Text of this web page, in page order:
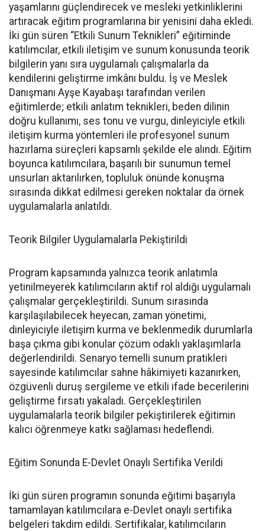
yaşamlarını güçlendirecek ve mesleki yetkinliklerini
artıracak eğitim programlarına bir yenisini daha ekledi.
İki gün süren “Etkili Sunum Teknikleri” eğitiminde
katılımcılar, etkili iletişim ve sunum konusunda teorik
bilgilerin yanı sıra uygulamalı çalışmalarla da
kendilerini geliştirme imkânı buldu. İş ve Meslek
Danışmanı Ayşe Kayabaşı tarafından verilen
eğitimlerde; etkili anlatım teknikleri, beden dilinin
doğru kullanımı, ses tonu ve vurgu, dinleyiciyle etkili
iletişim kurma yöntemleri ile profesyonel sunum
hazırlama süreçleri kapsamlı şekilde ele alındı. Eğitim
boyunca katılımcılara, başarılı bir sunumun temel
unsurları aktarılırken, topluluk önünde konuşma
sırasında dikkat edilmesi gereken noktalar da örnek
uygulamalarla anlatıldı.
Teorik Bilgiler Uygulamalarla Pekiştirildi
Program kapsamında yalnızca teorik anlatımla
yetinilmeyerek katılımcıların aktif rol aldığı uygulamalı
çalışmalar gerçekleştirildi. Sunum sırasında
karşılaşılabilecek heyecan, zaman yönetimi,
dinleyiciyle iletişim kurma ve beklenmedik durumlarla
başa çıkma gibi konular çözüm odaklı yaklaşımlarla
değerlendirildi. Senaryo temelli sunum pratikleri
sayesinde katılımcılar sahne hâkimiyeti kazanırken,
özgüvenli duruş sergileme ve etkili ifade becerilerini
geliştirme fırsatı yakaladı. Gerçekleştirilen
uygulamalarla teorik bilgiler pekiştirilerek eğitimin
kalıcı öğrenmeye katkı sağlaması hedeflendi.
Eğitim Sonunda E-Devlet Onaylı Sertifika Verildi
İki gün süren programın sonunda eğitimi başarıyla
tamamlayan katılımcılara e-Devlet onaylı sertifika
belgeleri takdim edildi. Sertifikalar, katılımcıların